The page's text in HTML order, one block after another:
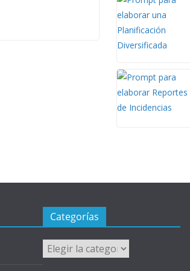
Categorías
Categorías